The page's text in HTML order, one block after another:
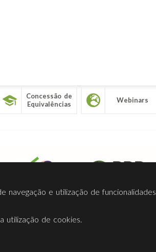
Concessão de
Equivalências
Webinars
Ligações Facebook
navegação e utilização de funcionalidades
utilização de cookies.